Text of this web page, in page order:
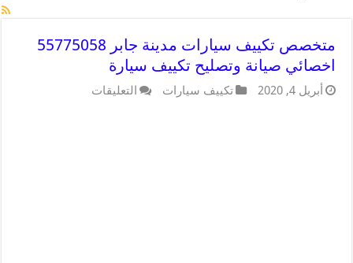
متخصص تكييف سيارات مدينة جابر 55775058
اخصائي صيانة وتصليح تكييف سيارة
أبريل 4, 2020 تكييف سيارات التعليقات